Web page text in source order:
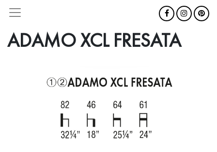
ADAMO XCL FRESATA